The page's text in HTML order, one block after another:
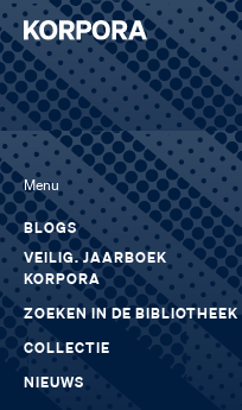
Menu
BLOGS
VEILIG. JAARBOEK
KORPORA
ZOEKEN IN DE BIBLIOTHEEK
COLLECTIE
NIEUWS